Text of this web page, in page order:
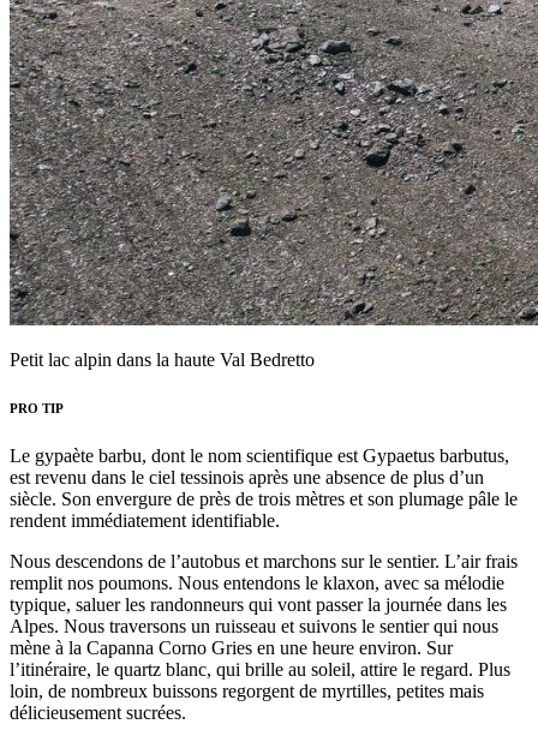
Petit lac alpin dans la haute Val Bedretto
PRO TIP
Le gypaète barbu, dont le nom scientifique est Gypaetus barbutus,
est revenu dans le ciel tessinois après une absence de plus d’un
siècle. Son envergure de près de trois mètres et son plumage pâle le
rendent immédiatement identifiable.
Nous descendons de l’autobus et marchons sur le sentier. L’air frais
remplit nos poumons. Nous entendons le klaxon, avec sa mélodie
typique, saluer les randonneurs qui vont passer la journée dans les
Alpes. Nous traversons un ruisseau et suivons le sentier qui nous
mène à la Capanna Corno Gries en une heure environ. Sur
l’itinéraire, le quartz blanc, qui brille au soleil, attire le regard. Plus
loin, de nombreux buissons regorgent de myrtilles, petites mais
délicieusement sucrées.